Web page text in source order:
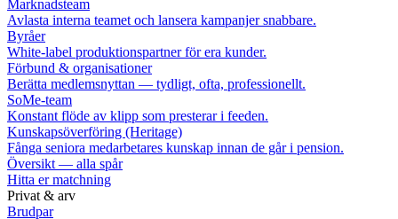
Marknadsteam
Avlasta interna teamet och lansera kampanjer snabbare.
Byråer
White-label produktionspartner för era kunder.
Förbund & organisationer
Berätta medlemsnyttan — tydligt, ofta, professionellt.
SoMe-team
Konstant flöde av klipp som presterar i feeden.
Kunskapsöverföring (Heritage)
Fånga seniora medarbetares kunskap innan de går i pension.
Översikt — alla spår
Hitta er matchning
Privat & arv
Brudpar